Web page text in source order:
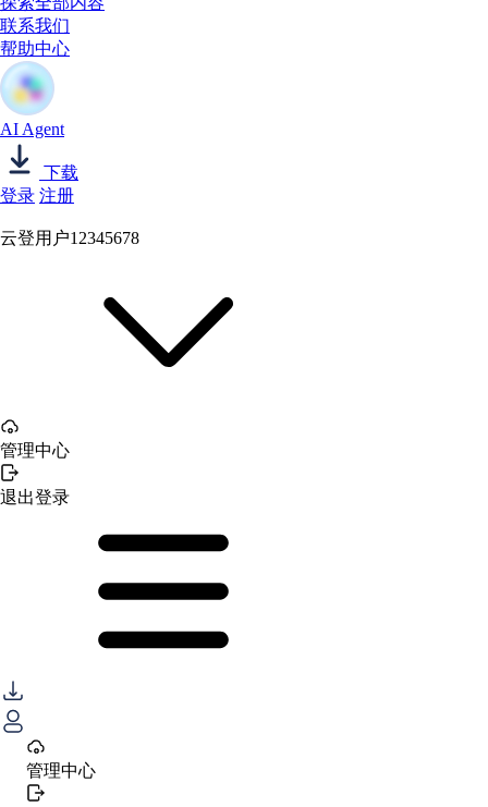
联系我们
帮助中心
AI Agent
下载
登录 注册
云登用户12345678
管理中心
退出登录
管理中心